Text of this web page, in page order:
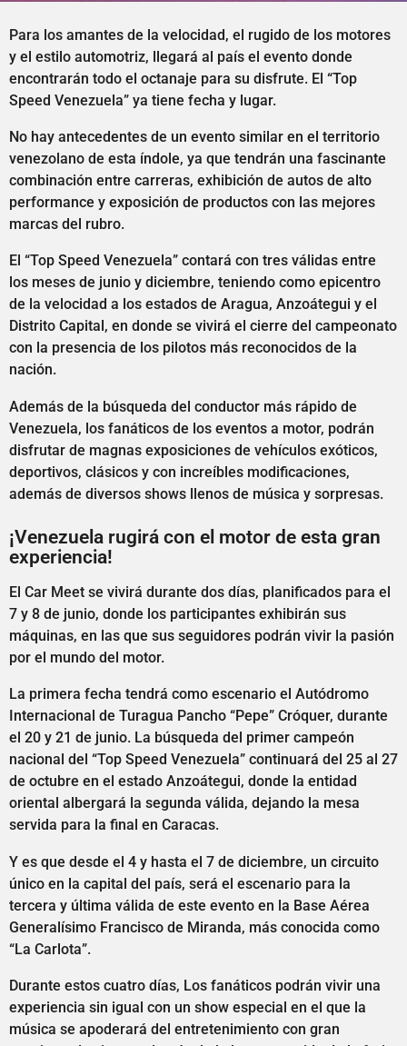
Para los amantes de la velocidad, el rugido de los motores
y el estilo automotriz, llegará al país el evento donde
encontrarán todo el octanaje para su disfrute. El “Top
Speed Venezuela” ya tiene fecha y lugar.
No hay antecedentes de un evento similar en el territorio
venezolano de esta índole, ya que tendrán una fascinante
combinación entre carreras, exhibición de autos de alto
performance y exposición de productos con las mejores
marcas del rubro.
El “Top Speed Venezuela” contará con tres válidas entre
los meses de junio y diciembre, teniendo como epicentro
de la velocidad a los estados de Aragua, Anzoátegui y el
Distrito Capital, en donde se vivirá el cierre del campeonato
con la presencia de los pilotos más reconocidos de la
nación.
Además de la búsqueda del conductor más rápido de
Venezuela, los fanáticos de los eventos a motor, podrán
disfrutar de magnas exposiciones de vehículos exóticos,
deportivos, clásicos y con increíbles modificaciones,
además de diversos shows llenos de música y sorpresas.
¡Venezuela rugirá con el motor de esta gran
experiencia!
El Car Meet se vivirá durante dos días, planificados para el
7 y 8 de junio, donde los participantes exhibirán sus
máquinas, en las que sus seguidores podrán vivir la pasión
por el mundo del motor.
La primera fecha tendrá como escenario el Autódromo
Internacional de Turagua Pancho “Pepe” Cróquer, durante
el 20 y 21 de junio. La búsqueda del primer campeón
nacional del “Top Speed Venezuela” continuará del 25 al 27
de octubre en el estado Anzoátegui, donde la entidad
oriental albergará la segunda válida, dejando la mesa
servida para la final en Caracas.
Y es que desde el 4 y hasta el 7 de diciembre, un circuito
único en la capital del país, será el escenario para la
tercera y última válida de este evento en la Base Aérea
Generalísimo Francisco de Miranda, más conocida como
“La Carlota”.
Durante estos cuatro días, Los fanáticos podrán vivir una
experiencia sin igual con un show especial en el que la
música se apoderará del entretenimiento con gran